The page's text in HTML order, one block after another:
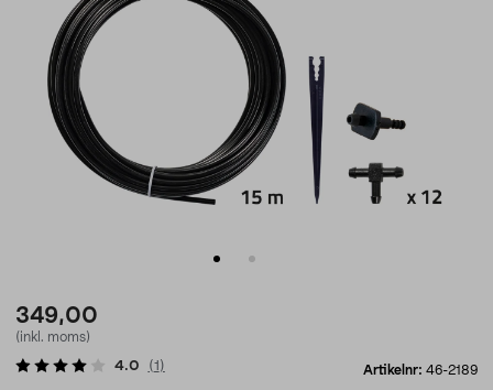
349,00
(inkl. moms)
Artikelnr: 46-2189
4.0 (1 )